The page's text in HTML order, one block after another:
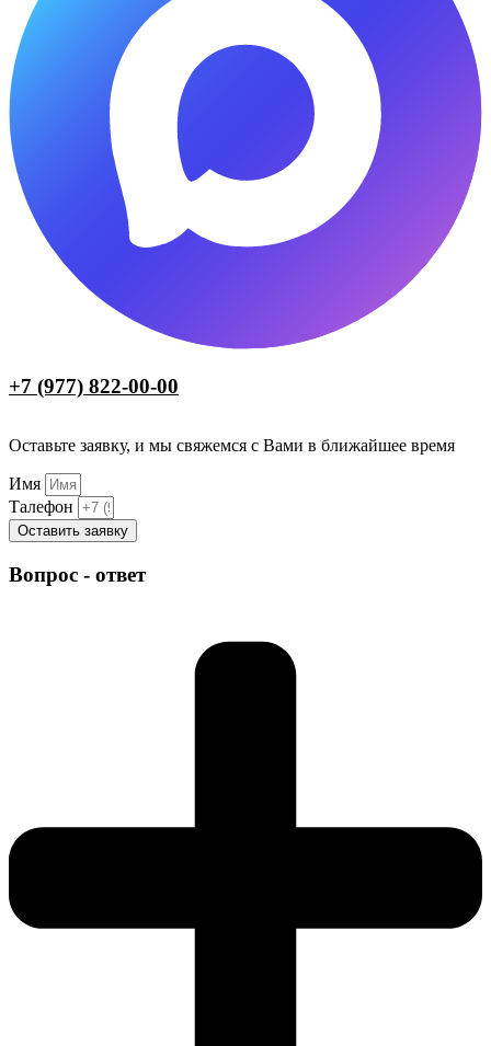
+7 (977) 822-00-00
Оставьте заявку, и мы свяжемся с Вами в ближайшее время
Имя
Талефон
Оставить заявку
Вопрос - ответ